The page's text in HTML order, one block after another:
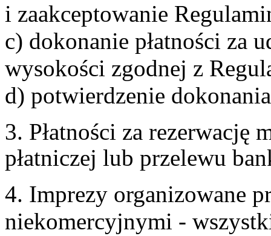
i zaakceptowanie
c) dokonanie płatności za
wysokości zgodnej z
d) potwierdzenie
3. Płatności za rezerwację
płatniczej lub przelewu
4. Imprezy organizowane
niekomercyjnymi -